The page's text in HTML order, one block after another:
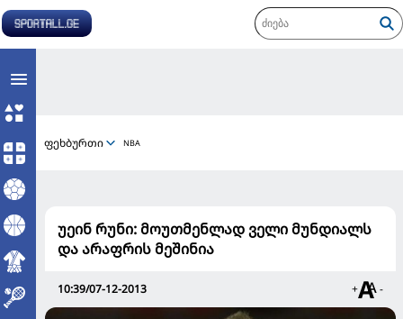
ფეხბურთი NBA
უეინ რუნი: მოუთმენლად ველი მუნდიალს
და არაფრის მეშინია
10:39/07-12-2013 + -